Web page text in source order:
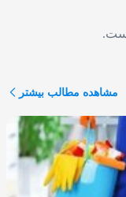
مشاهده مطالب بیشتر